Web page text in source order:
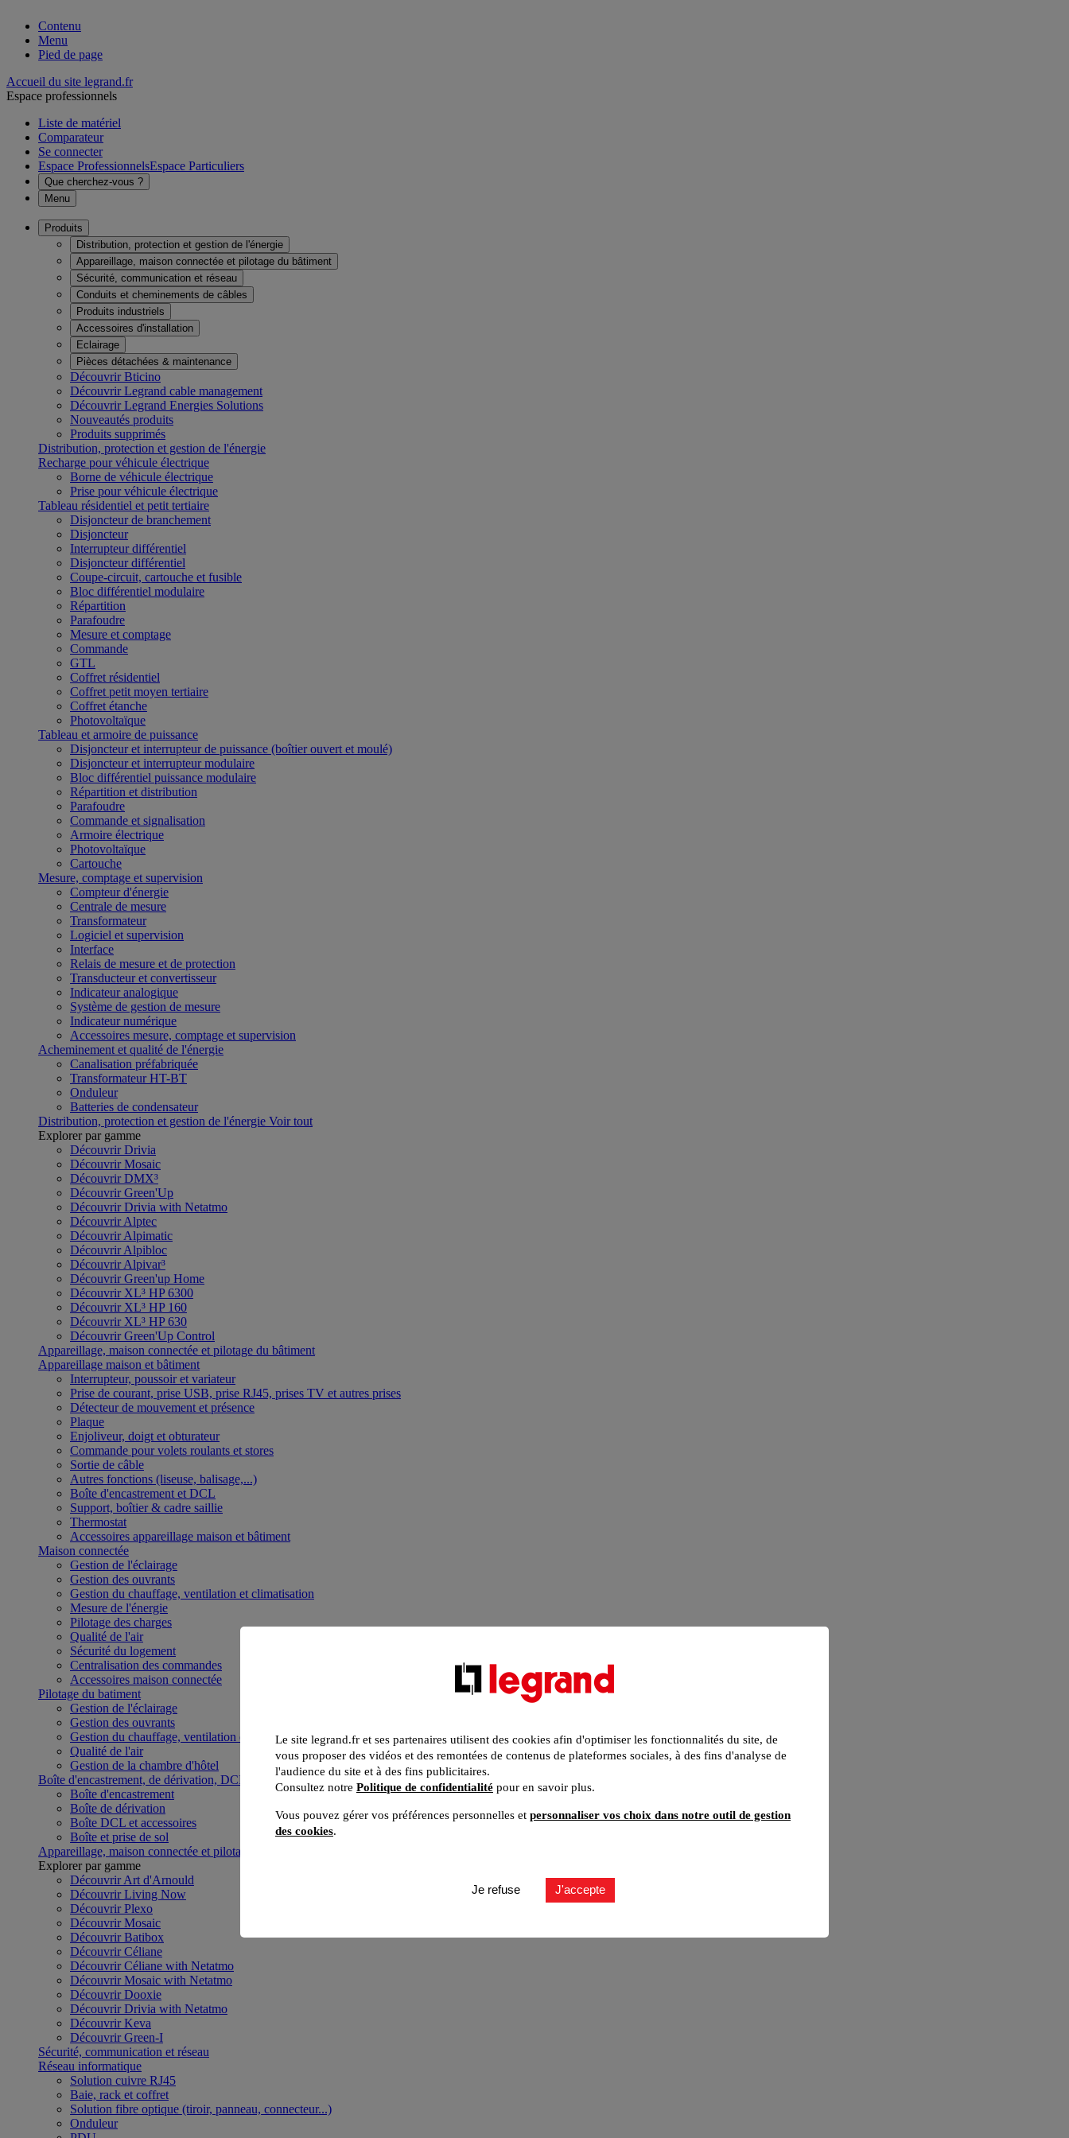
Contenu
Menu
Pied de page
Accueil du site legrand.fr
Espace professionnels
Liste de matériel
Comparateur
Se connecter
Espace ProfessionnelsEspace Particuliers
Que cherchez-vous ?
Menu
Produits
Distribution, protection et gestion de l'énergie
Appareillage, maison connectée et pilotage du bâtiment
Sécurité, communication et réseau
Conduits et cheminements de câbles
Produits industriels
Accessoires d'installation
Eclairage
Pièces détachées & maintenance
Découvrir Bticino
Découvrir Legrand cable management
Découvrir Legrand Energies Solutions
Nouveautés produits
Produits supprimés
Distribution, protection et gestion de l'énergie
Recharge pour véhicule électrique
Borne de véhicule électrique
Prise pour véhicule électrique
Tableau résidentiel et petit tertiaire
Disjoncteur de branchement
Disjoncteur
Interrupteur différentiel
Disjoncteur différentiel
Coupe-circuit, cartouche et fusible
Bloc différentiel modulaire
Répartition
Parafoudre
Mesure et comptage
Commande
GTL
Coffret résidentiel
Coffret petit moyen tertiaire
Coffret étanche
Photovoltaïque
Tableau et armoire de puissance
Disjoncteur et interrupteur de puissance (boîtier ouvert et moulé)
Disjoncteur et interrupteur modulaire
Bloc différentiel puissance modulaire
Répartition et distribution
Parafoudre
Commande et signalisation
Armoire électrique
Photovoltaïque
Cartouche
Mesure, comptage et supervision
Compteur d'énergie
Centrale de mesure
Transformateur
Logiciel et supervision
Interface
Relais de mesure et de protection
Transducteur et convertisseur
Indicateur analogique
Système de gestion de mesure
Indicateur numérique
Accessoires mesure, comptage et supervision
Acheminement et qualité de l'énergie
Canalisation préfabriquée
Transformateur HT-BT
Onduleur
Batteries de condensateur
Distribution, protection et gestion de l'énergie Voir tout
Explorer par gamme
Découvrir Drivia
Découvrir Mosaic
Découvrir DMX³
Découvrir Green'Up
Découvrir Drivia with Netatmo
Découvrir Alptec
Découvrir Alpimatic
Découvrir Alpibloc
Découvrir Alpivar³
Découvrir Green'up Home
Découvrir XL³ HP 6300
Découvrir XL³ HP 160
Découvrir XL³ HP 630
Découvrir Green'Up Control
Appareillage, maison connectée et pilotage du bâtiment
Appareillage maison et bâtiment
Interrupteur, poussoir et variateur
Prise de courant, prise USB, prise RJ45, prises TV et autres prises
Détecteur de mouvement et présence
Plaque
Enjoliveur, doigt et obturateur
Commande pour volets roulants et stores
Sortie de câble
Autres fonctions (liseuse, balisage,...)
Boîte d'encastrement et DCL
Support, boîtier & cadre saillie
Thermostat
Accessoires appareillage maison et bâtiment
Maison connectée
Gestion de l'éclairage
Gestion des ouvrants
Gestion du chauffage, ventilation et climatisation
Mesure de l'énergie
Pilotage des charges
Qualité de l'air
Sécurité du logement
Centralisation des commandes
Accessoires maison connectée
Pilotage du batiment
Gestion de l'éclairage
Gestion des ouvrants
Gestion du chauffage, ventilation et climatisation
Qualité de l'air
Gestion de la chambre d'hôtel
Boîte d'encastrement, de dérivation, DCL et boîte de sol
Boîte d'encastrement
Boîte de dérivation
Boîte DCL et accessoires
Boîte et prise de sol
Appareillage, maison connectée et pilotage du bâtiment
Explorer par gamme
Découvrir Art d'Arnould
Découvrir Living Now
Découvrir Plexo
Découvrir Mosaic
Découvrir Batibox
Découvrir Céliane
Découvrir Céliane with Netatmo
Découvrir Mosaic with Netatmo
Découvrir Dooxie
Découvrir Drivia with Netatmo
Découvrir Keva
Découvrir Green-I
Sécurité, communication et réseau
Réseau informatique
Solution cuivre RJ45
Baie, rack et coffret
Solution fibre optique (tiroir, panneau, connecteur...)
Onduleur
Le site legrand.fr et ses partenaires utilisent des cookies afin d'optimiser les fonctionnalités du site, de
vous proposer des vidéos et des remontées de contenus de plateformes sociales, à des fins d'analyse de
l'audience du site et à des fins publicitaires.
Consultez notre Politique de confidentialité pour en savoir plus.
Vous pouvez gérer vos préférences personnelles et personnaliser vos choix dans notre outil de gestion
des cookies.
Je refuse J'accepte